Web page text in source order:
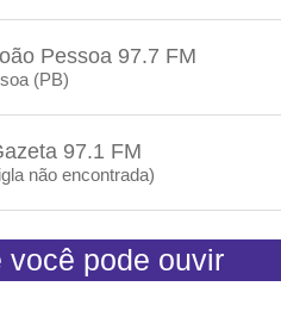
Pessoa 97.7 FM
(PB)
97.1 FM
não encontrada)
você pode ouvir